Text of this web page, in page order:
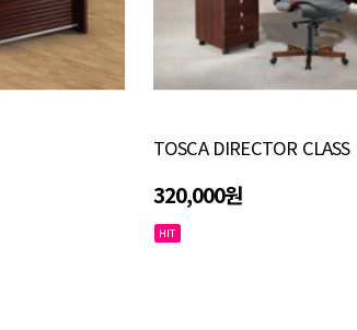
TOSCA DIRECTOR CLASS
320,000원